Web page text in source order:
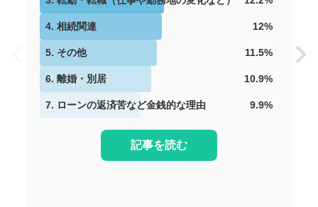
1,300
アンピール教育大前2
階数: 階 専有面積:
ハウスドゥ 宗像（株式会社髙山不動産）
4. 相続関連 12%
5. その他 11.5%
6. 離婚・別居 10.9%
7. ローンの返済苦など金銭的な理由 9.9%
記事を読む